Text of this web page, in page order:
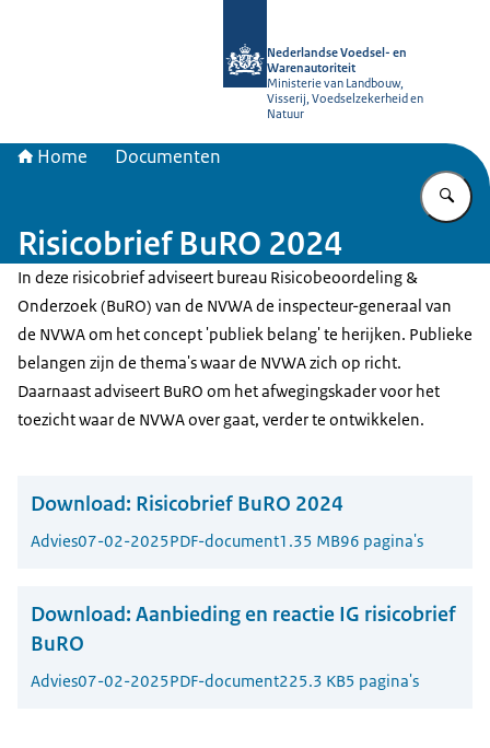
Nederlandse Voedsel- en
Warenautoriteit
Ministerie van Landbouw,
Visserij, Voedselzekerheid en
Natuur
Home Documenten
Risicobrief BuRO 2024
In deze risicobrief adviseert bureau Risicobeoordeling &
Onderzoek (BuRO) van de NVWA de inspecteur-generaal van
de NVWA om het concept 'publiek belang' te herijken. Publieke
belangen zijn de thema's waar de NVWA zich op richt.
Daarnaast adviseert BuRO om het afwegingskader voor het
toezicht waar de NVWA over gaat, verder te ontwikkelen.
Download: Risicobrief BuRO 2024
Advies07-02-2025PDF-document1.35 MB96 pagina's
Download: Aanbieding en reactie IG risicobrief
BuRO
Advies07-02-2025PDF-document225.3 KB5 pagina's